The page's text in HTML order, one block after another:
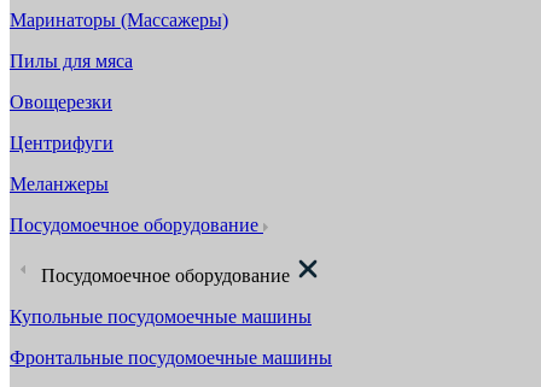
Маринаторы (Массажеры)
Пилы для мяса
Овощерезки
Центрифуги
Меланжеры
Посудомоечное оборудование
Посудомоечное оборудование
Купольные посудомоечные машины
Фронтальные посудомоечные машины